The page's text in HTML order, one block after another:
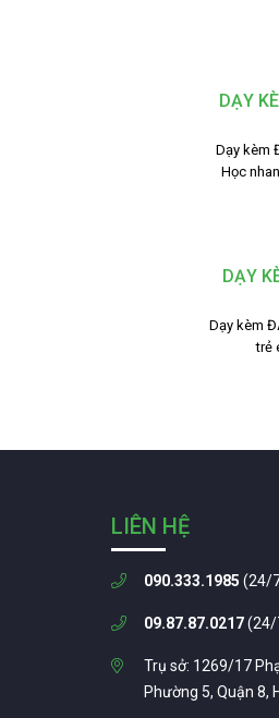
DẠY
Dạy kèm
Học
DẠY
Dạy kèm
trẻ
LIÊN HỆ
090.333.1985 (24/
09.87.87.0217(24/
Trụ sở: 1269/17
Phường 5, Quận 8,